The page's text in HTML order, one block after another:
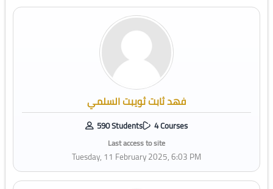
فهد ثابت ثويبت السلمي
590 Students 4 Courses
Last access to site
Tuesday, 11 February 2025, 6:03 PM